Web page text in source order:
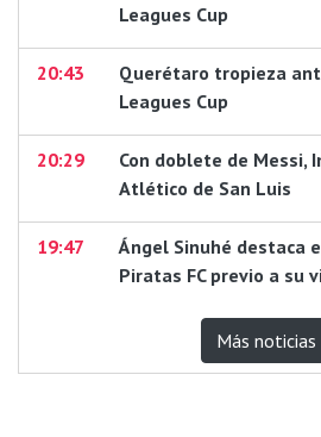
Leagues Cup
20:43
Querétaro tropieza
Leagues Cup
20:29
Con doblete de Messi,
Atlético de San Luis
19:47
Ángel Sinuhé destaca
Piratas FC previo a su
Más noticias